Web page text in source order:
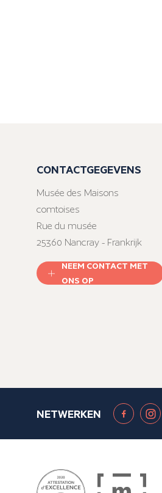
CONTACTGEGEVENS
Musée des Maisons
comtoises
Rue du musée
25360 Nancray - Frankrijk
NEEM CONTACT MET
ONS OP
NETWERKEN